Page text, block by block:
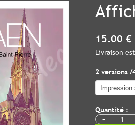
15.00 €
Livraison
2 versions
Quantité :
-